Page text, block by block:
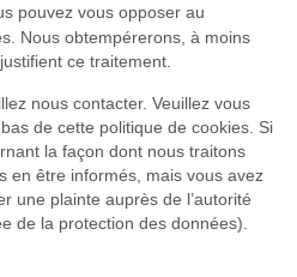
pouvez vous opposer au
Nous obtempérerons, à moins
ce traitement.
nous contacter. Veuillez vous
de cette politique de cookies. Si
la façon dont nous traitons
en être informés, mais vous avez
une plainte auprès de l’autorité
de la protection des données).